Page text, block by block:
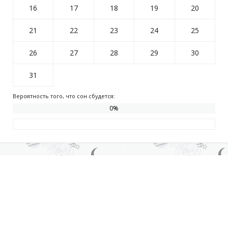
16 17 18 19 20
21 22 23 24 25
26 27 28 29 30
31
Вероятность того, что сон сбудется:
0%